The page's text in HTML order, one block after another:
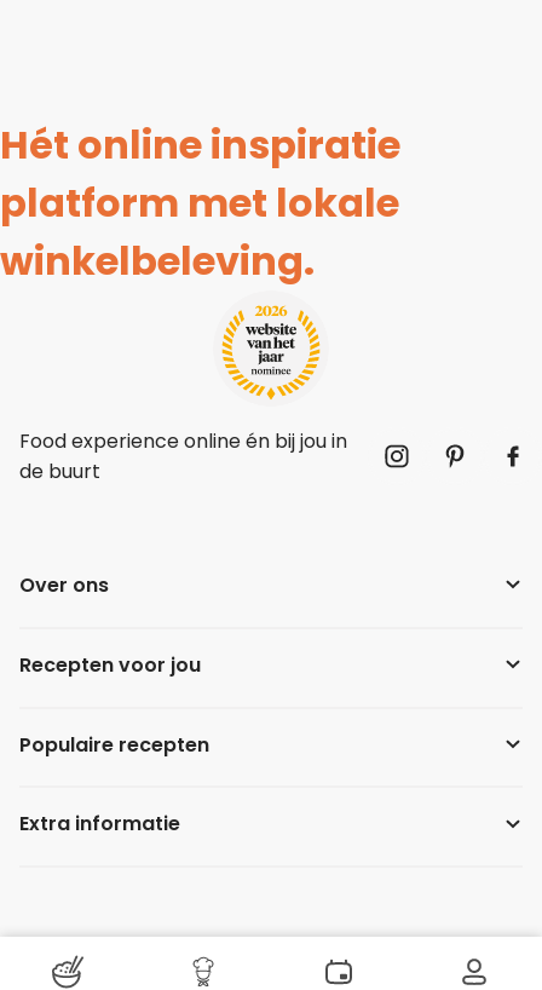
Hét online inspiratie
platform met lokale
winkelbeleving.
Food experience online én bij jou in
de buurt
Over ons
Recepten voor jou
Populaire recepten
Extra informatie